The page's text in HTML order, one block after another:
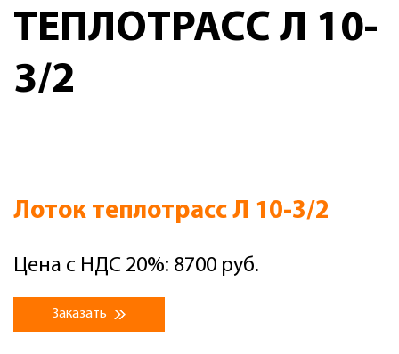
ТЕПЛОТРАСС Л 10-
3/2
Лоток теплотрасс Л 10-3/2
Цена с НДС 20%: 8700 руб.
Заказать